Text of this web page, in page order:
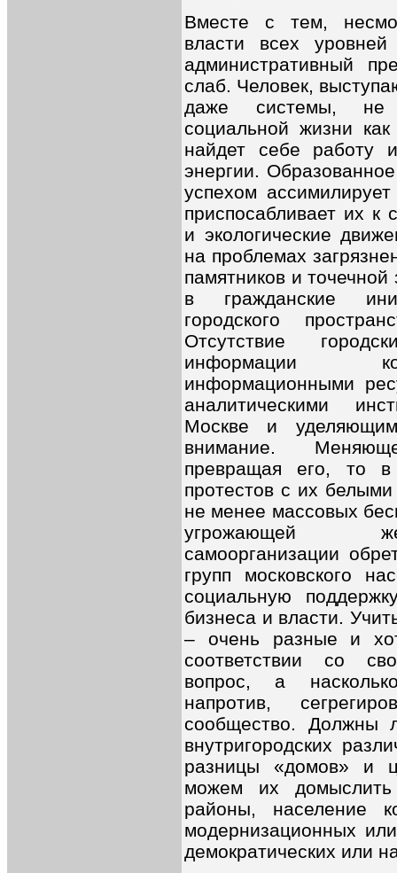
Вместе с тем,
власти всех уровней
административный
слаб. Человек,
даже системы, не
социальной жизни
найдет себе работу
энергии.
успехом
приспосабливает их к
и экологические
на проблемах
памятников и точечной
в гражданские
городского
Отсутствие
информации
информационными
аналитическими
Москве и
внимание.
превращая его, то в
протестов с их
не менее массовых
угрожающей
самоорганизации
групп московского
социальную
бизнеса и власти.
– очень разные и
соответствии со
вопрос, а
напротив,
сообщество. Должны
внутригородских
разницы «домов» и
можем их
районы, население
модернизационных
демократических или